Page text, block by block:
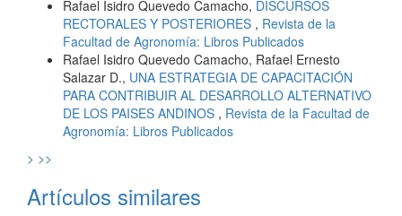
Rafael Isidro Quevedo Camacho, DISCURSOS
RECTORALES Y POSTERIORES , Revista de la
Facultad de Agronomía: Libros Publicados
Rafael Isidro Quevedo Camacho, Rafael Ernesto
Salazar D., UNA ESTRATEGIA DE CAPACITACIÓN
PARA CONTRIBUIR AL DESARROLLO ALTERNATIVO
DE LOS PAISES ANDINOS , Revista de la Facultad de
Agronomía: Libros Publicados
> >>
Artículos similares